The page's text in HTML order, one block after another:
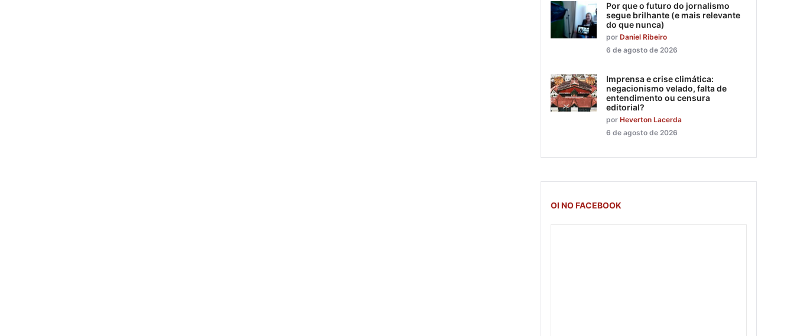
Por que o futuro do jornalismo
segue brilhante (e mais relevante
do que nunca)
por Daniel Ribeiro
6 de agosto de 2026
Imprensa e crise climática:
negacionismo velado, falta de
entendimento ou censura
editorial?
por Heverton Lacerda
6 de agosto de 2026
OI NO FACEBOOK